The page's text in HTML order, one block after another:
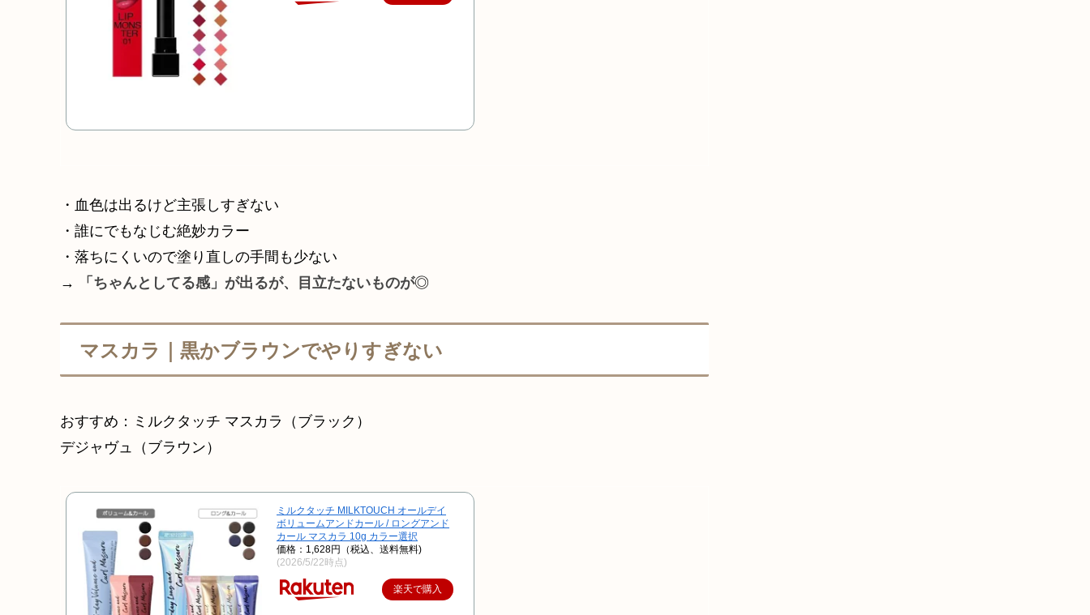
・血色は出るけど主張しすぎない
・誰にでもなじむ絶妙カラー
・落ちにくいので塗り直しの手間も少ない
→
「ちゃんとしてる感」が出るが、目立たないものが◎
マスカラ｜黒かブラウンでやりすぎない
おすすめ：ミルクタッチ マスカラ（ブラック）
デジャヴュ（ブラウン）
ミルクタッチ MILKTOUCH オールデイ
ボリュームアンドカール / ロングアンド
カール マスカラ 10g カラー選択
価格：1,628円（税込、送料無料)
(2026/5/22時点)
楽天で購入